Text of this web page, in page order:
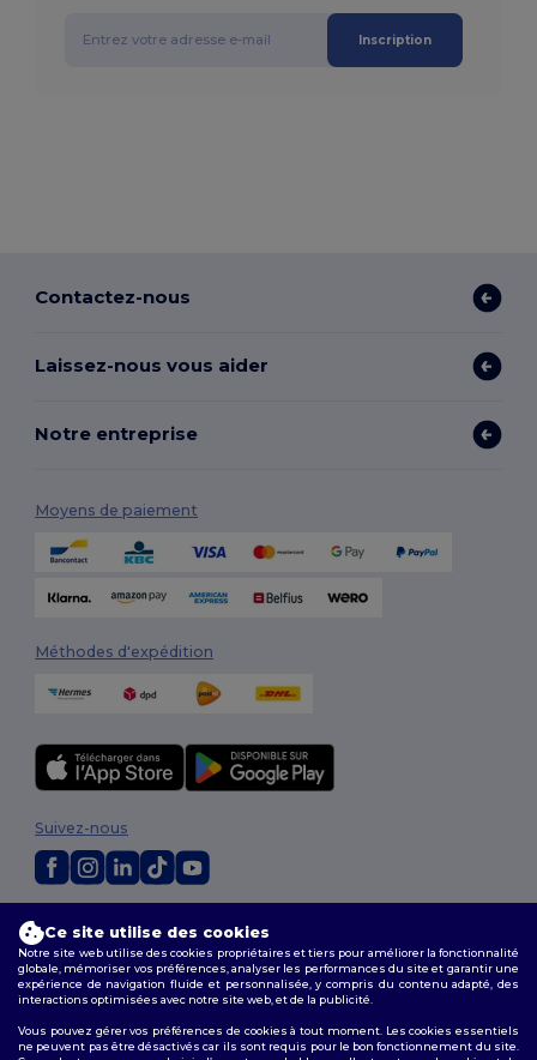
Inscription
Contactez-nous
Laissez-nous vous aider
Notre entreprise
Moyens de paiement
Méthodes d'expédition
Conditions Générales
Confidentialité|Politique de Cookies|Plan du Site
Suivez-nous
Herentals| Hoogstraten |Bruges
Ce site utilise des cookies
Notre site web utilise des cookies propriétaires et tiers pour améliorer la fonctionnalité
globale, mémoriser vos préférences, analyser les performances du site et garantir une
expérience de navigation fluide et personnalisée, y compris du contenu adapté, des
interactions optimisées avec notre site web, et de la publicité.
Vous pouvez gérer vos préférences de cookies à tout moment. Les cookies essentiels
ne peuvent pas être désactivés car ils sont requis pour le bon fonctionnement du site.